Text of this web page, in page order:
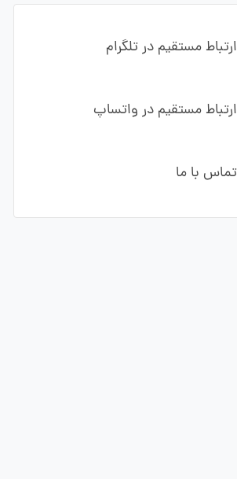
ارتباط مستقیم در تلگرام
ارتباط مستقیم در واتساپ
تماس با ما